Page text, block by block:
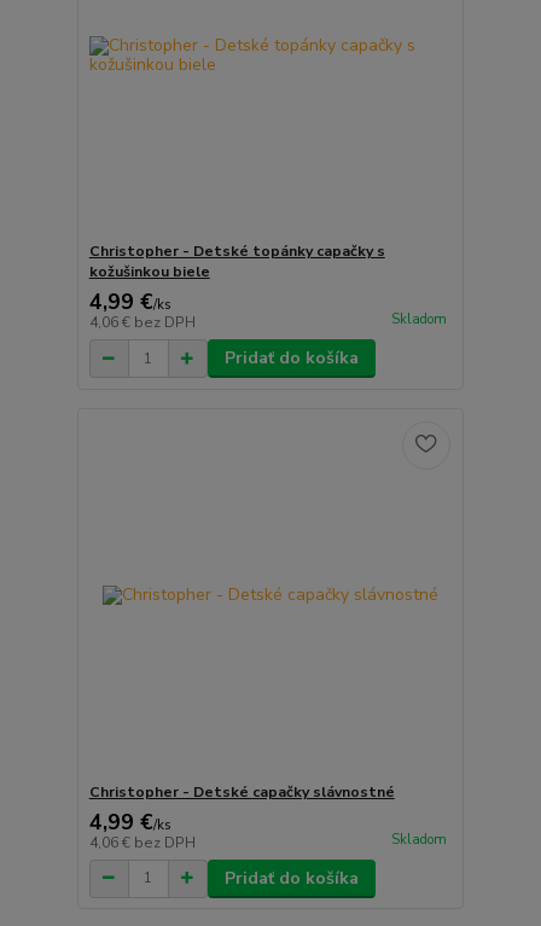
Christopher - Detské topánky capačky s
kožušinkou biele
4,99 €/ks
4,06 € bez DPH Skladom
Pridať do košíka
Christopher - Detské capačky slávnostné
4,99 €/ks
4,06 € bez DPH Skladom
Pridať do košíka